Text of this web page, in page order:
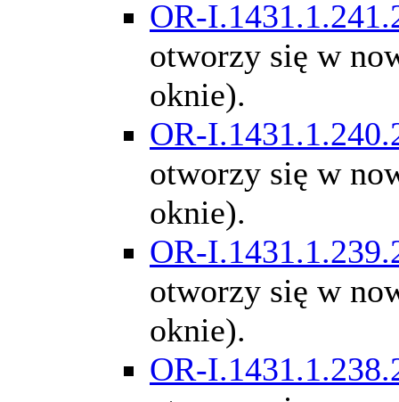
OR-
otworzy się w
oknie).
OR-
otworzy się w
oknie).
OR-
otworzy się w
oknie).
OR-